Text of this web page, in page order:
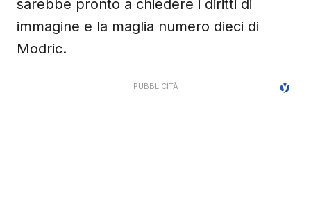
sarebbe pronto a chiedere i diritti di
immagine e la maglia numero dieci di
Modric.